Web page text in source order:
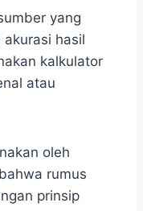
yang
hasil
kalkulator
atau
oleh
rumus
prinsip